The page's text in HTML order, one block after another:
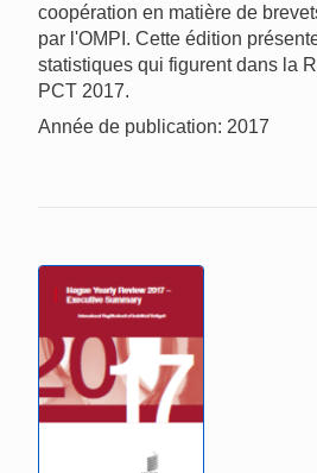
coopération en matière de
par l'OMPI. Cette édition
statistiques qui figurent dans la
PCT 2017.
Année de publication: 2017